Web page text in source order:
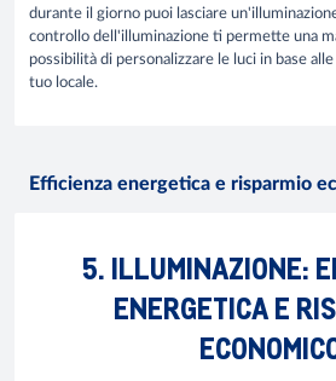
durante il giorno puoi lasciare
controllo dell'illuminazione ti permette una
possibilità di personalizzare le luci in base
tuo locale.
Efficienza energetica e risparmio
5. ILLUMINAZIONE:
ENERGETICA E